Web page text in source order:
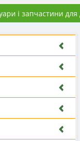
і запчастини для